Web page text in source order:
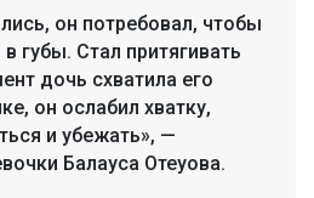
он потребовал, чтобы
губы. Стал притягивать
дочь схватила его
он ослабил хватку,
и убежать», —
Балауса Отеуова.